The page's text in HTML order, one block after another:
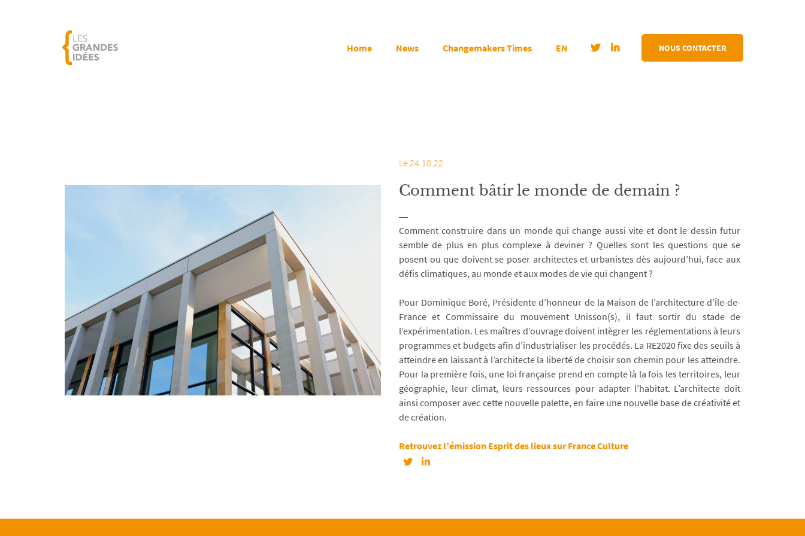
Home News Changemakers Times EN NOUS CONTACTER
Le 24.10.22
Comment bâtir le monde de demain ?
Comment construire dans un monde qui change aussi vite et dont le dessin futur
semble de plus en plus complexe à deviner ? Quelles sont les questions que se
posent ou que doivent se poser architectes et urbanistes dès aujourd’hui, face aux
défis climatiques, au monde et aux modes de vie qui changent ?
Pour Dominique Boré, Présidente d’honneur de la Maison de l’architecture d’Île-de-
France et Commissaire du mouvement Unisson(s), il faut sortir du stade de
l’expérimentation. Les maîtres d’ouvrage doivent intègrer les réglementations à leurs
programmes et budgets afin d’industrialiser les procédés. La RE2020 fixe des seuils à
atteindre en laissant à l’architecte la liberté de choisir son chemin pour les atteindre.
Pour la première fois, une loi française prend en compte là la fois les territoires, leur
géographie, leur climat, leurs ressources pour adapter l’habitat. L’architecte doit
ainsi composer avec cette nouvelle palette, en faire une nouvelle base de créativité et
de création.
Retrouvez l’émission Esprit des lieux sur France Culture